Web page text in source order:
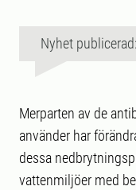
Nyhet
Merparten av de
använder har
dessa
vattenmiljöer med